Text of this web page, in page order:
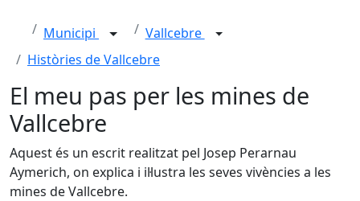
Municipi
Vallcebre
Històries de Vallcebre
El meu pas per les mines de
Vallcebre
Aquest és un escrit realitzat pel Josep Perarnau
Aymerich, on explica i il·lustra les seves vivències a les
mines de Vallcebre.